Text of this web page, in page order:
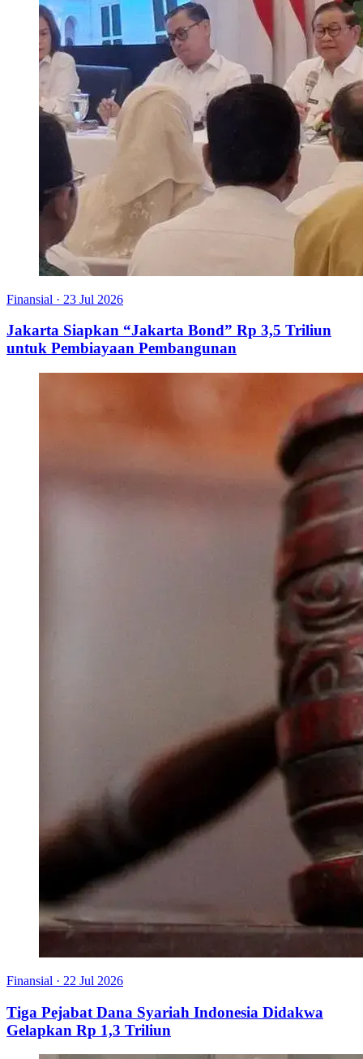
Finansial · 23 Jul 2026
Jakarta Siapkan “Jakarta Bond” Rp 3,5 Triliun
untuk Pembiayaan Pembangunan
Finansial · 22 Jul 2026
Tiga Pejabat Dana Syariah Indonesia Didakwa
Gelapkan Rp 1,3 Triliun